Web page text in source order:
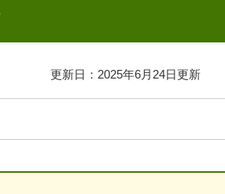
ィ・協働 人
更新日：2025年6月24日更新